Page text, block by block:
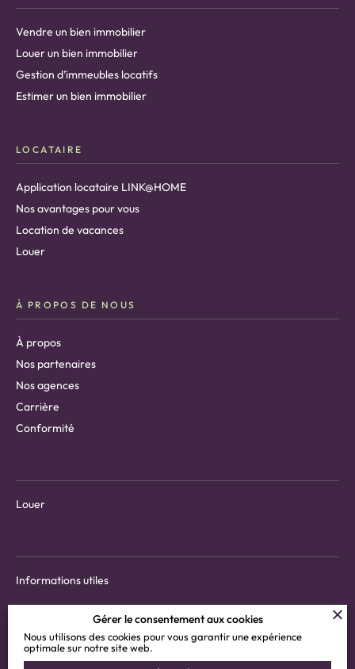
Vendre un bien immobilier
Louer un bien immobilier
Gestion d’immeubles locatifs
Estimer un bien immobilier
LOCATAIRE
Application locataire LINK@HOME
Nos avantages pour vous
Location de vacances
Louer
À PROPOS DE NOUS
À propos
Nos partenaires
Nos agences
Carrière
Conformité
Louer
Informations utiles
Téléchargez l’application pour les locataires
Gérer le consentement aux cookies
Nous utilisons des cookies pour vous garantir une expérience
optimale sur notre site web.